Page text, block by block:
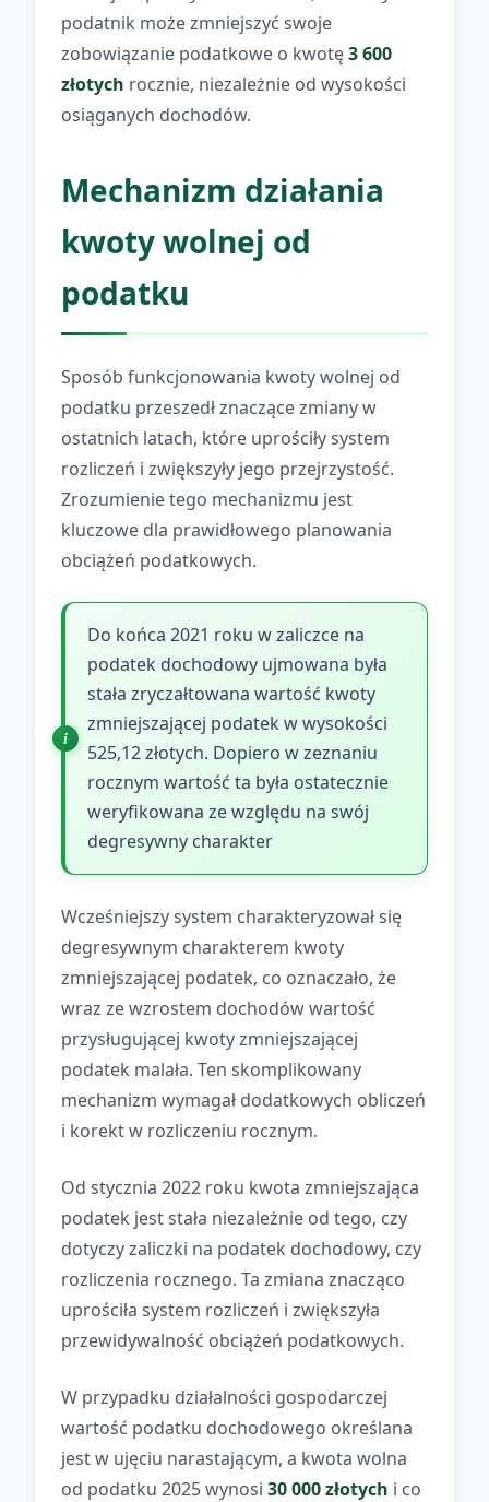
podatnik może zmniejszyć swoje
zobowiązanie podatkowe o kwotę3 600
złotych rocznie, niezależnie od wysokości
osiąganych dochodów.
Mechanizm działania
kwoty wolnej od
podatku
Sposób funkcjonowania kwoty wolnej od
podatku przeszedł znaczące zmiany w
ostatnich latach, które uprościły system
rozliczeń i zwiększyły jego przejrzystość.
Zrozumienie tego mechanizmu jest
kluczowe dla prawidłowego planowania
obciążeń podatkowych.
Do końca 2021 roku w zaliczce na
podatek dochodowy ujmowana była
stała zryczałtowana wartość kwoty
zmniejszającej podatek w wysokości
525,12 złotych. Dopiero w zeznaniu
rocznym wartość ta była ostatecznie
weryfikowana ze względu na swój
degresywny charakter
Wcześniejszy system charakteryzował się
degresywnym charakterem kwoty
zmniejszającej podatek, co oznaczało, że
wraz ze wzrostem dochodów wartość
przysługującej kwoty zmniejszającej
podatek malała. Ten skomplikowany
mechanizm wymagał dodatkowych obliczeń
i korekt w rozliczeniu rocznym.
Od stycznia 2022 roku kwota zmniejszająca
podatek jest stała niezależnie od tego, czy
dotyczy zaliczki na podatek dochodowy, czy
rozliczenia rocznego. Ta zmiana znacząco
uprościła system rozliczeń i zwiększyła
przewidywalność obciążeń podatkowych.
W przypadku działalności gospodarczej
wartość podatku dochodowego określana
jest w ujęciu narastającym, a kwota wolna
od podatku 2025 wynosi 30 000 złotych i co